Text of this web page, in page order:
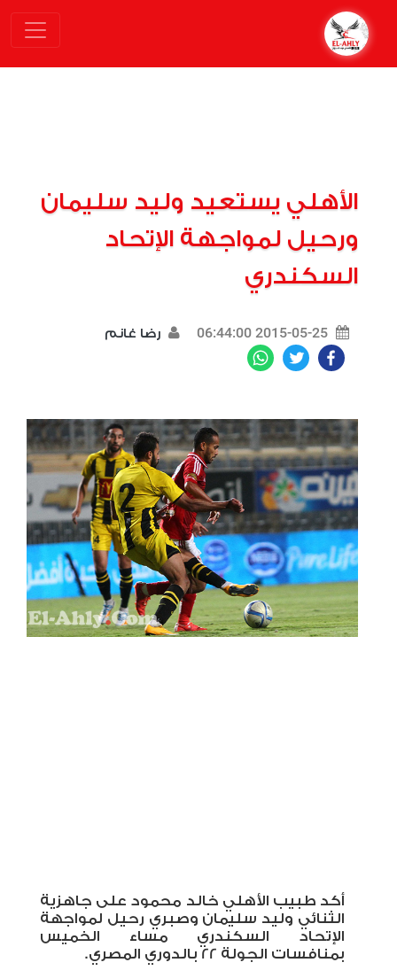
الأهلي يستعيد وليد سليمان
ورحيل لمواجهة الإتحاد
السكندري
2015-05-25 06:44:00 رضا غانم
Facebook
Twitter
أكد طبيب الأهلي خالد محمود على جاهزية
الثنائي وليد سليمان وصبري رحيل لمواجهة
الإتحاد السكندري مساء الخميس
بمنافسات الجولة 22 بالدوري المصري.